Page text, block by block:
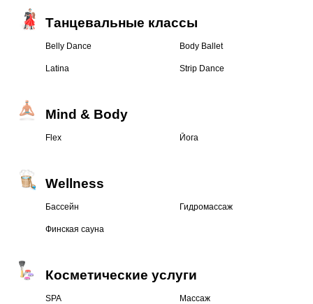
Танцевальные классы
Belly Dance Body Ballet
Latina Strip Dance
Mind & Body
Flex Йога
Wellness
Бассейн Гидромассаж
Финская сауна
Косметические услуги
SPA Массаж